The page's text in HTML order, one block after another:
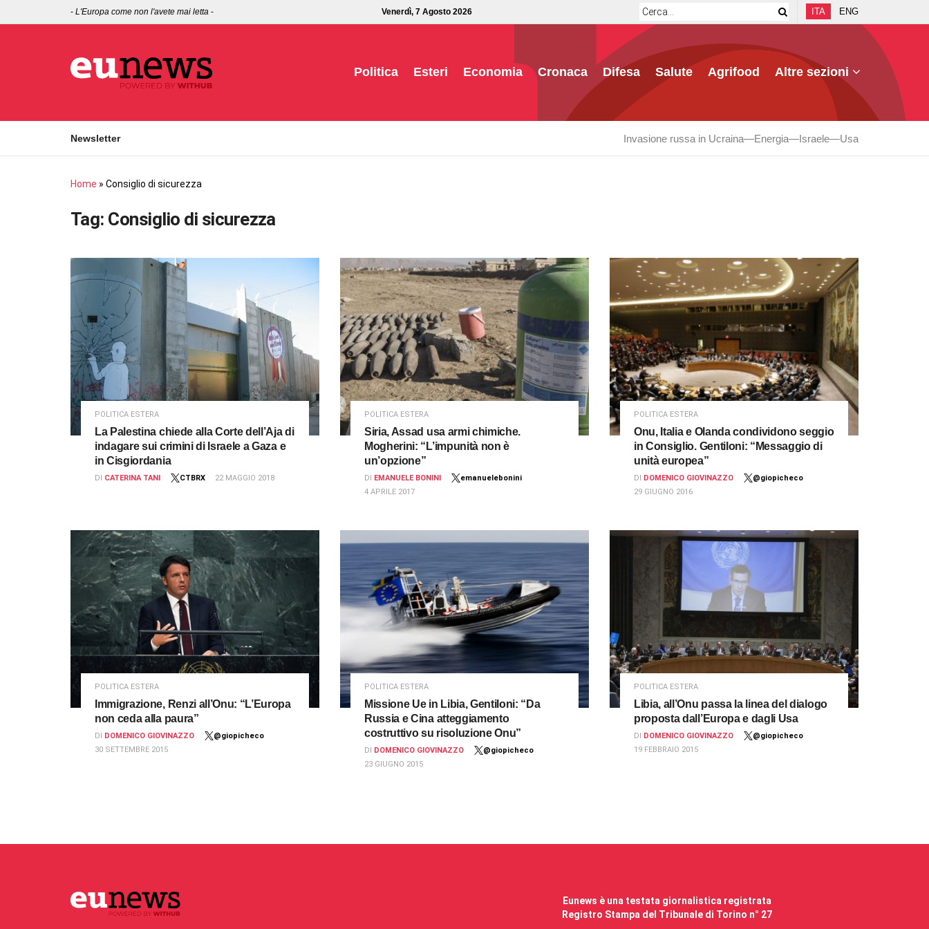
- L'Europa come non l'avete mai letta - Venerdì, 7 Agosto 2026 ITA ENG
Politica Esteri Economia Cronaca Difesa Salute Agrifood Altre sezioni
Newsletter Invasione russa in Ucraina Energia Israele Usa
Home » Consiglio di sicurezza
Tag: Consiglio di sicurezza
POLITICA ESTERA
La Palestina chiede alla Corte dell’Aja di
indagare sui crimini di Israele a Gaza e
in Cisgiordania
DI CATERINA TANI CTBRX 22 MAGGIO 2018
POLITICA ESTERA
Siria, Assad usa armi chimiche.
Mogherini: “L’impunità non è
un’opzione”
DI EMANUELE BONINI
emanuelebonini
4 APRILE 2017
POLITICA ESTERA
Onu, Italia e Olanda condividono seggio
in Consiglio. Gentiloni: “Messaggio di
unità europea”
DI DOMENICO GIOVINAZZO
@giopicheco
29 GIUGNO 2016
POLITICA ESTERA
Immigrazione, Renzi all’Onu: “L’Europa
non ceda alla paura”
DI DOMENICO GIOVINAZZO
@giopicheco
30 SETTEMBRE 2015
POLITICA ESTERA
Missione Ue in Libia, Gentiloni: “Da
Russia e Cina atteggiamento
costruttivo su risoluzione Onu”
DI DOMENICO GIOVINAZZO
@giopicheco
23 GIUGNO 2015
POLITICA ESTERA
Libia, all’Onu passa la linea del dialogo
proposta dall’Europa e dagli Usa
DI DOMENICO GIOVINAZZO
@giopicheco
19 FEBBRAIO 2015
Eunews è una testata giornalistica registrata
Registro Stampa del Tribunale di Torino n° 27